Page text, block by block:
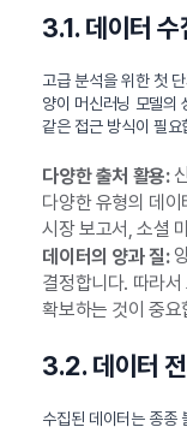
3.1. 데이터
고급 분석을 위한 첫
양이 머신러닝 모델의
같은 접근 방식이 필요
다양한 출처 활용:
다양한 유형의 데
시장 보고서, 소셜
데이터의 양과 질:
결정합니다. 따라
확보하는 것이 중요
3.2. 데이터
수집된 데이터는 종종